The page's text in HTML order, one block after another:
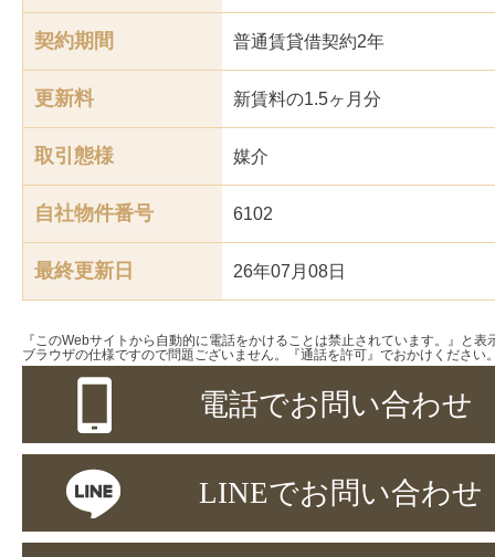
契約期間 普通賃貸借契約2年
更新料 新賃料の1.5ヶ月分
取引態様 媒介
自社物件番号 6102
最終更新日 26年07月08日
『このWebサイトから自動的に電話をかけることは禁止されています。』と
ブラウザの仕様ですので問題ございません。『通話を許可』でおかけください
電話でお問い合わせ
LINEでお問い合わせ